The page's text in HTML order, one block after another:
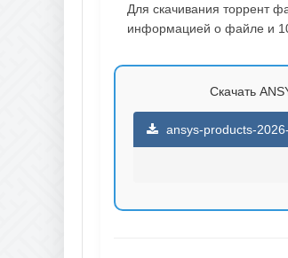
Для скачивания торрент
информацией о файле и 10
Скачать
ansys-products-